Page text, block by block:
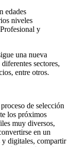
edades
niveles
y
una nueva
sectores,
entre otros.
de selección
los próximos
muy diversos,
en un
y digitales, compartir